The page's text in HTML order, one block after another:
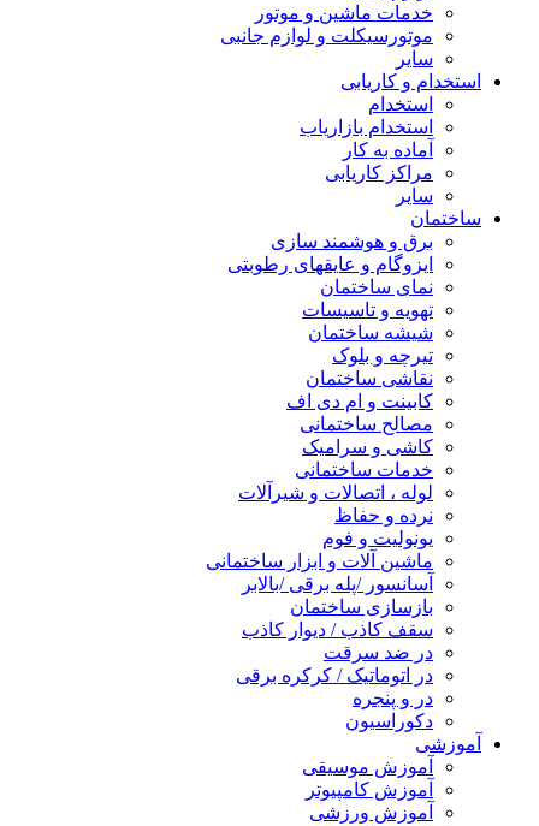
خدمات ماشین و موتور
موتورسیکلت و لوازم جانبی
سایر
استخدام و کاریابی
استخدام
استخدام بازاریاب
آماده به کار
مراکز کاریابی
سایر
ساختمان
برق و هوشمند سازی
ایزوگام و عایقهای رطوبتی
نمای ساختمان
تهویه و تاسیسات
شیشه ساختمان
تیرچه و بلوک
نقاشی ساختمان
کابینت و ام دی اف
مصالح ساختمانی
کاشی و سرامیک
خدمات ساختمانی
لوله ، اتصالات و شیرآلات
نرده و حفاظ
یونولیت و فوم
ماشین آلات و ابزار ساختمانی
آسانسور /پله برقی /بالابر
بازسازی ساختمان
سقف کاذب / دیوار کاذب
در ضد سرقت
در اتوماتیک / کرکره برقی
در و پنجره
دکوراسیون
آموزشی
آموزش موسیقی
آموزش کامپیوتر
آموزش ورزشی